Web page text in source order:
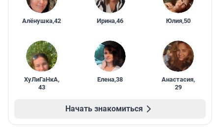
Алёнушка,42 Ирина,46 Юлия,50
ХуЛиГаНкА,
43
Елена,38 Анастасия,
29
Начать знакомиться